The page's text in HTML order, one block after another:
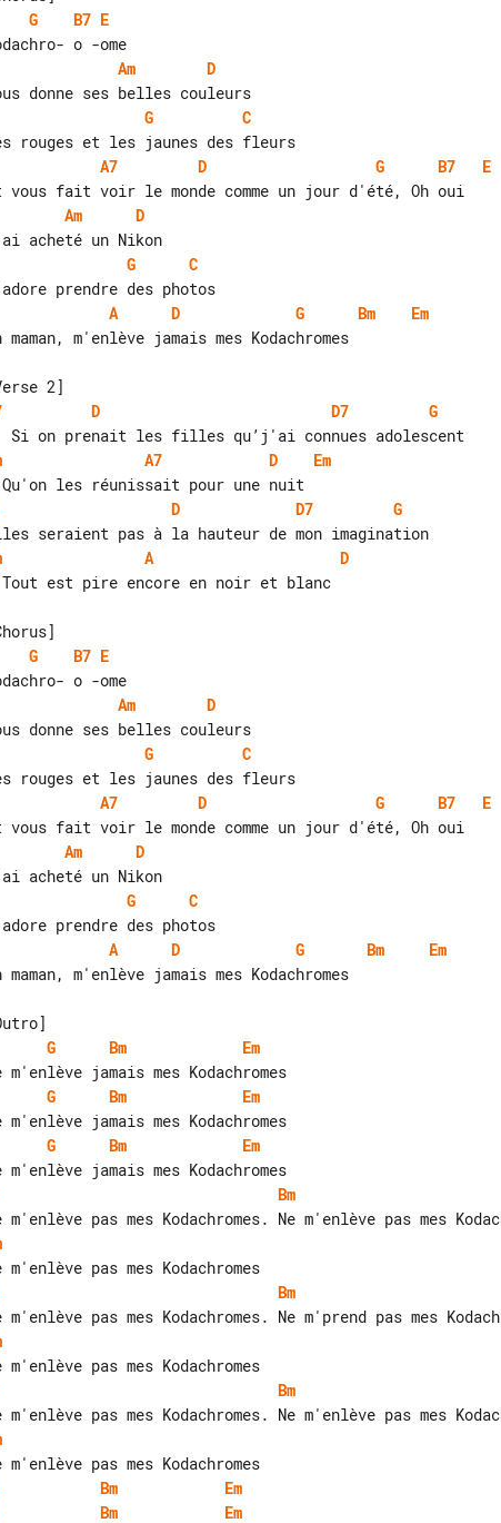
G
B7 E
Am
D
G
C
A7
D G B7
E
Am
D
G
C
A
D G Bm
Em
maman, m'enlève jamais mes Kodachromes
D D7
G
A7 D
Em
D D7
G
A
D
G
B7 E
Am
D
G
C
A7
D G B7
E
Am
D
G
C
A
D G Bm
Em
maman, m'enlève jamais mes Kodachromes
G
Bm
Em
G
Bm
Em
G
Bm
Em
Bm
Bm
Bm
Bm
Em
Bm
Em